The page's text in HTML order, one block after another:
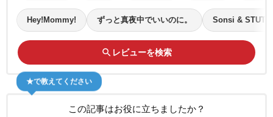
Hey!Mommy! ずっと真夜中でいいのに。 Sonsi & STUTS
search レビューを検索
この記事はお役に立ちましたか？
★で教えてください